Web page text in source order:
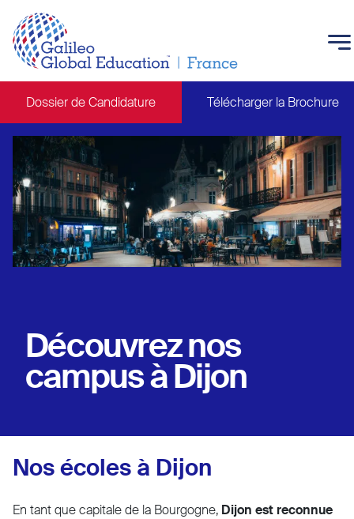
Dossier de Candidature Télécharger la Brochure
Main navigation
Découvrez nos
campus à Dijon
Nos écoles à Dijon
En tant que capitale de la Bourgogne, Dijon est reconnue